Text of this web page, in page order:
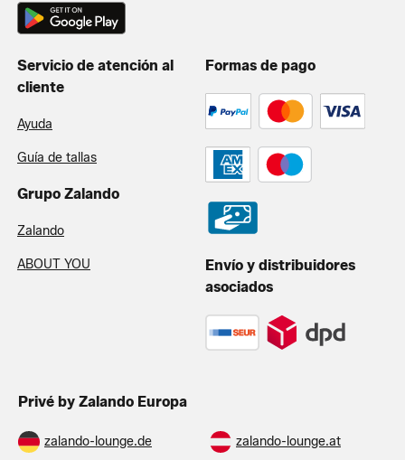
Servicio de atención al
cliente
Ayuda
Guía de tallas
Grupo Zalando
Zalando
ABOUT YOU
Formas de pago
Envío y distribuidores
asociados
Privé by Zalando Europa
zalando-lounge.de zalando-lounge.at